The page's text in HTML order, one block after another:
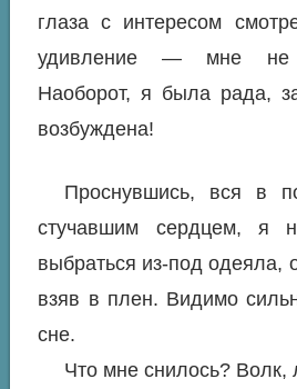
глаза с интересом
удивление — мне не
Наоборот, я была рада,
возбуждена!
Проснувшись, вся в
стучавшим сердцем, я
выбраться из-под одеяла,
взяв в плен. Видимо
сне.
Что мне снилось? Волк,